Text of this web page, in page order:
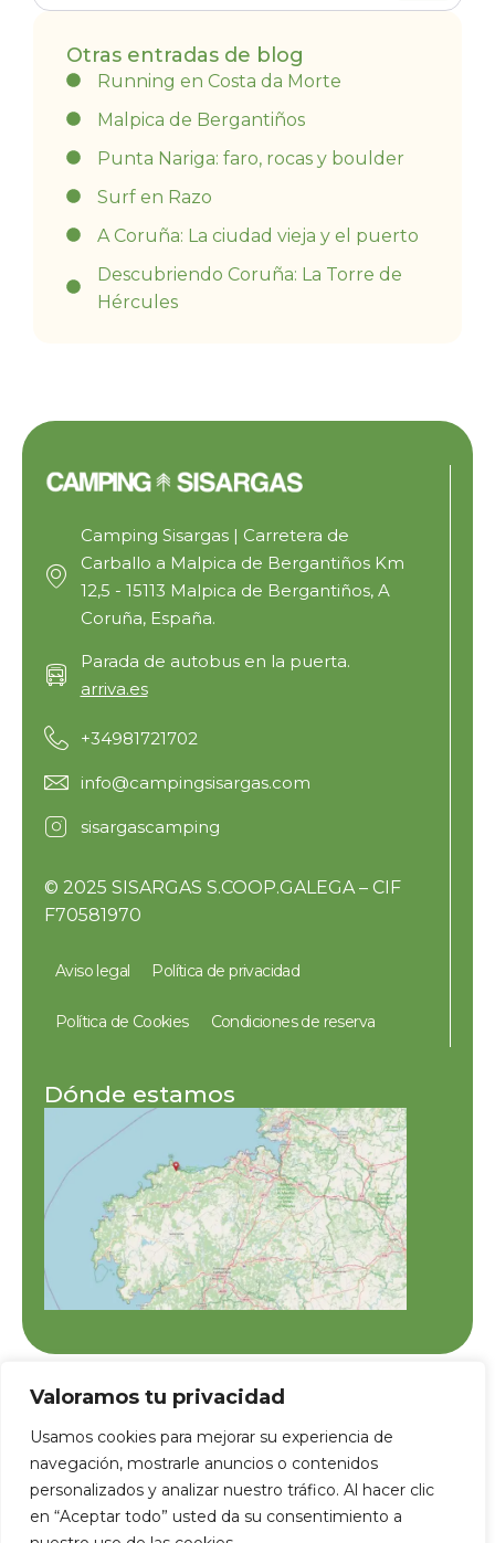
Valoramos tu privacidad
Usamos cookies para mejorar su experiencia de
navegación, mostrarle anuncios o contenidos
personalizados y analizar nuestro tráfico. Al hacer clic
en “Aceptar todo” usted da su consentimiento a
Otras entradas de blog
Running en Costa da Morte
Malpica de Bergantiños
Punta Nariga: faro, rocas y boulder
Surf en Razo
A Coruña: La ciudad vieja y el puerto
Descubriendo Coruña: La Torre de
Hércules
Camping Sisargas | Carretera de
Carballo a Malpica de Bergantiños Km
12,5 - 15113 Malpica de Bergantiños, A
Coruña, España.
Parada de autobus en la puerta.
arriva.es
+34981721702
info@campingsisargas.com
sisargascamping
© 2025 SISARGAS S.COOP.GALEGA – CIF
F70581970
Aviso legal Política de privacidad
Política de Cookies Condiciones de reserva
Dónde estamos
BENEFICIARIA DEL PROGRAMA BONO CONSOLIDA ECONOMÍA
SOCIAL FINANCIADO POR EL SERVICIO PUBLICO DE EMPLEO
ESTATAL (SEPE)